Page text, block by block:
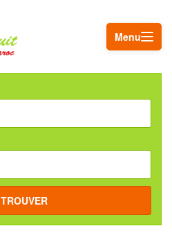
Menu
TROUVER